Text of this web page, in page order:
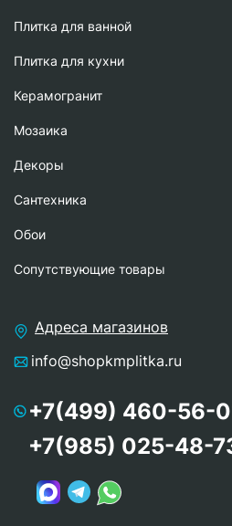
Плитка для ванной
Плитка для кухни
Керамогранит
Мозаика
Декоры
Сантехника
Обои
Сопутствующие товары
Адреса магазинов
info@shopkmplitka.ru
+7(499) 460-56-
+7(985) 025-48-